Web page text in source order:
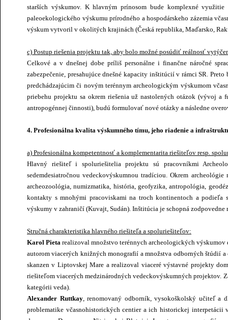
starších výskumov. K hlavným prínosom bude komplexné
paleoekologického výskumu prírodného a hospodárskeho zázemia
výskum vytvoril v okolitých krajinách (Česká republika, Maďarsko,
c) Postup riešenia projektu tak, aby bolo možné posúdiť reálnosť
Celkové a v dnešnej dobe príliš personálne i finančne náročné
zabezpečenie, presahujúce dnešné kapacity inštitúcií v rámci SR.
predchádzajúcim či novým terénnym archeologickým výskumom
priebehu projektu sa okrem riešenia už nastolených otázok (vývoj a
antropogénnej činnosti), budú formulovať nové otázky a následne
4. Profesionálna kvalita výskumného tímu, jeho riadenie a
a) Profesionálna kompetentnosť a komplementarita riešiteľov resp.
Hlavný riešiteľ i spoluriešitelia projektu sú pracovníkmi
sedemdesiatročnou vedeckovýskumnou tradíciou. Okrem
archeozoológia, numizmatika, história, geofyzika, antropológia,
kontakty s mnohými pracoviskami na troch kontinentoch a podieľa
výskumy v zahraničí (Kuvajt, Sudán). Inštitúcia je schopná
Stručná charakteristika hlavného riešiteľa a spoluriešiteľov:
Karol Pieta realizoval množstvo terénnych archeologických výskumov
autorom viacerých knižných monografií a množstva odborných štúdií
skanzen v Liptovskej Mare a realizoval viaceré výstavné projekty
riešiteľom viacerých medzinárodných vedeckovýskumných projektov.
kategórii veda).
Alexander Ruttkay, renomovaný odborník, vysokoškolský učiteľ a
problematike včasnohistorických centier a ich historickej